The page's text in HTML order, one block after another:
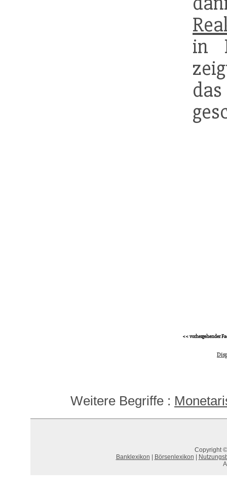
in
<< vorhergehender
Weitere Begriffe :
Copyright
Banklexikon
Börsenlexikon